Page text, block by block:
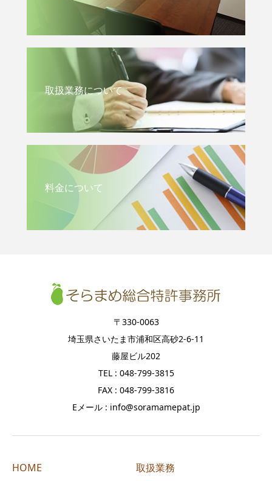
取扱業務について
料金について
〒330-0063
埼玉県さいたま市浦和区高砂2-6-11
藤屋ビル202
TEL : 048-799-3815
FAX : 048-799-3816
Eメール : info@soramamepat.jp
HOME 取扱業務